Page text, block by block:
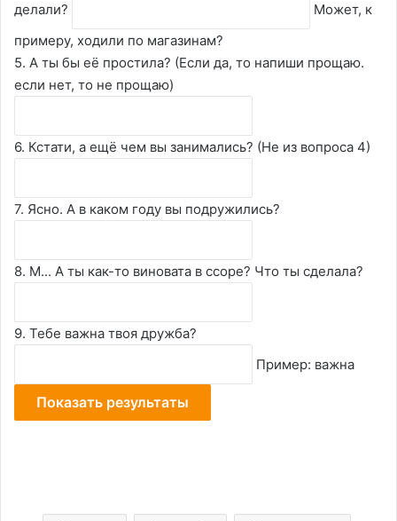
делали?
Может, к
примеру, ходили по магазинам?
5. А ты бы её простила? (Если да, то напиши прощаю.
если нет, то не прощаю)
6. Кстати, а ещё чем вы занимались? (Не из вопроса 4)
7. Ясно. А в каком году вы подружились?
8. М... А ты как-то виновата в ссоре? Что ты сделала?
9. Тебе важна твоя дружба?
Пример: важна